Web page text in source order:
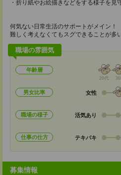
・折り紙やお絵描きなどをする様子を見
何気ない日常生活のサポートがメイン！
難しく考えなくてもスグできることが多
職場の雰囲気
年齢層
20代 30
男女比率 女性
職場の様子 活気あり
仕事の仕方 テキパキ
募集情報